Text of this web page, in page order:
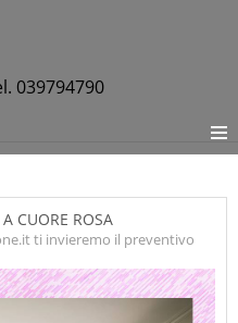
039794790
CUORE ROSA
ti invieremo il preventivo